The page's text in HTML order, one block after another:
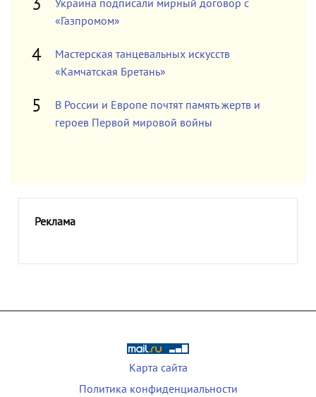
Украина подписали мирный договор с
«Газпромом»
Мастерская танцевальных искусств
«Камчатская Бретань»
В России и Европе почтят память жертв и
героев Первой мировой войны
Реклама
Карта сайта
Политика конфиденциальности